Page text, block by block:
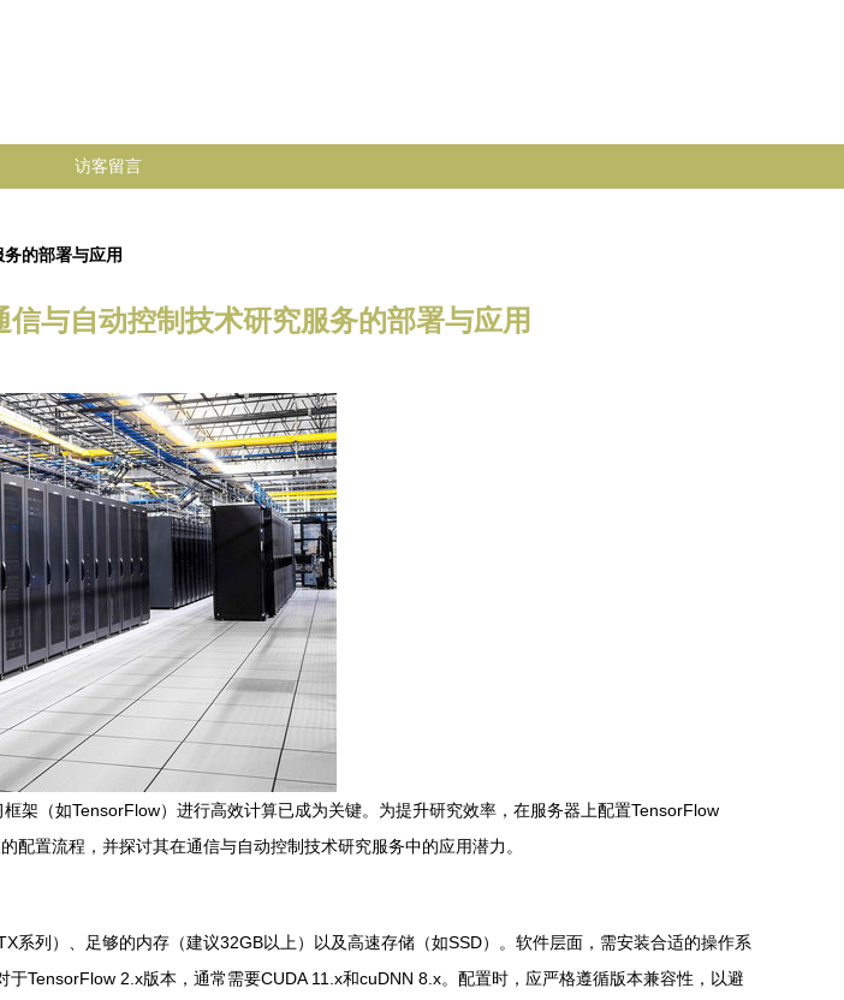
访客留言
的部署与应用
与自动控制技术研究服务的部署与应用
架（如TensorFlow）进行高效计算已成为关键。为提升研究效率，在服务器上配置TensorFlow
置流程，并探讨其在通信与自动控制技术研究服务中的应用潜力。
系列）、足够的内存（建议32GB以上）以及高速存储（如SSD）。软件层面，需安装合适的操作系
TensorFlow 2.x版本，通常需要CUDA 11.x和cuDNN 8.x。配置时，应严格遵循版本兼容性，以避